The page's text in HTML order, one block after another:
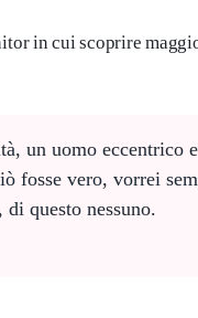
in cui scoprire
un uomo eccentrico e
fosse vero, vorrei
di questo nessuno.